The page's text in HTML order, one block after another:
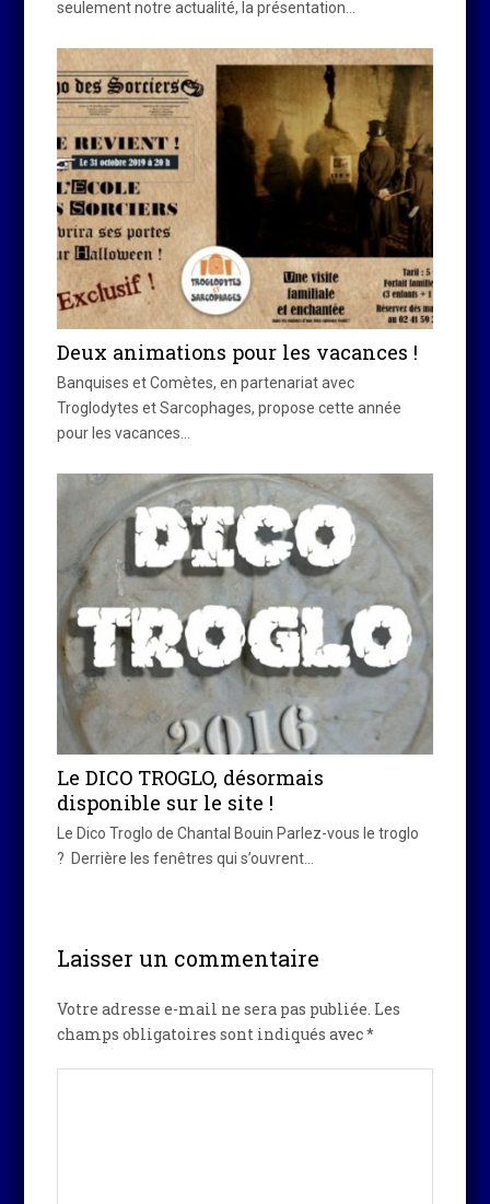
seulement notre actualité, la présentation…
Deux animations pour les vacances !
Banquises et Comètes, en partenariat avec
Troglodytes et Sarcophages, propose cette année
pour les vacances…
Le DICO TROGLO, désormais
disponible sur le site !
Le Dico Troglo de Chantal Bouin Parlez-vous le troglo
? Derrière les fenêtres qui s’ouvrent…
Laisser un commentaire
Votre adresse e-mail ne sera pas publiée. Les
champs obligatoires sont indiqués avec*